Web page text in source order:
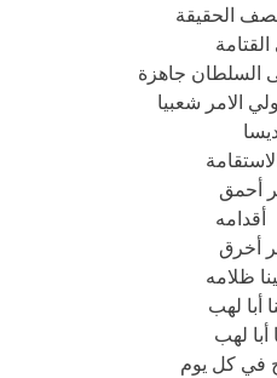
الحقيقة
السلطان جاهزة
الامر شعبيا
أحمق
أخرق
ظلامه
أبا لهب
أبا لهب
في كل يوم